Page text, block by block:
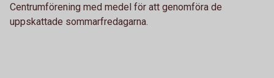
Centrumförening med medel för att genomföra de
uppskattade sommarfredagarna.